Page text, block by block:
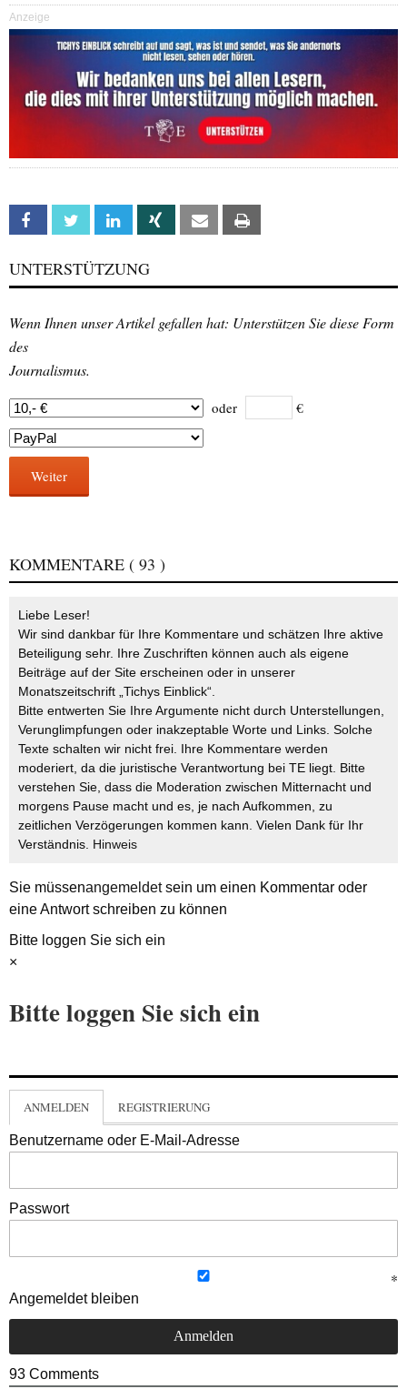
Anzeige
Facebook Twitter Linkedin Xing Email
UNTERSTÜTZUNG
Wenn Ihnen unser Artikel gefallen hat: Unterstützen Sie diese Form
des
Journalismus.
oder €
Weiter
KOMMENTARE ( 93 )
Liebe Leser!
Wir sind dankbar für Ihre Kommentare und schätzen Ihre aktive
Beteiligung sehr. Ihre Zuschriften können auch als eigene
Beiträge auf der Site erscheinen oder in unserer
Monatszeitschrift „Tichys Einblick“.
Bitte entwerten Sie Ihre Argumente nicht durch Unterstellungen,
Verunglimpfungen oder inakzeptable Worte und Links. Solche
Texte schalten wir nicht frei. Ihre Kommentare werden
moderiert, da die juristische Verantwortung bei TE liegt. Bitte
verstehen Sie, dass die Moderation zwischen Mitternacht und
morgens Pause macht und es, je nach Aufkommen, zu
zeitlichen Verzögerungen kommen kann. Vielen Dank für Ihr
Verständnis. Hinweis
Sie müssenangemeldetsein um einen Kommentar oder
eine Antwort schreiben zu können
Bitte loggen Sie sich ein
×
Bitte loggen Sie sich ein
ANMELDEN REGISTRIERUNG
Benutzername oder E-Mail-Adresse
Passwort
Angemeldet bleiben
93 Comments